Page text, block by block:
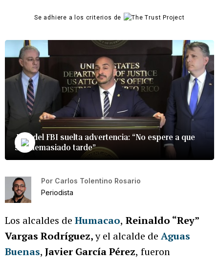
Se adhiere a los criterios de
Jefe del FBI suelta advertencia: “No espere a que
sea demasiado tarde”
Por Carlos Tolentino Rosario
Periodista
Los alcaldes de Humacao, Reinaldo “Rey”
Vargas Rodríguez,y el alcalde de Aguas
Buenas, Javier García Pérez, fueron